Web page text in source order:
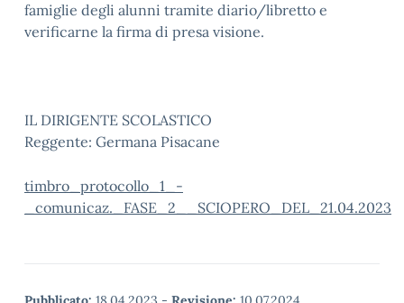
famiglie degli alunni tramite diario/libretto e
verificarne la firma di presa visione.
IL DIRIGENTE SCOLASTICO
Reggente: Germana Pisacane
timbro_protocollo_1_-
_comunicaz._FASE_2__SCIOPERO_DEL_21.04.2023